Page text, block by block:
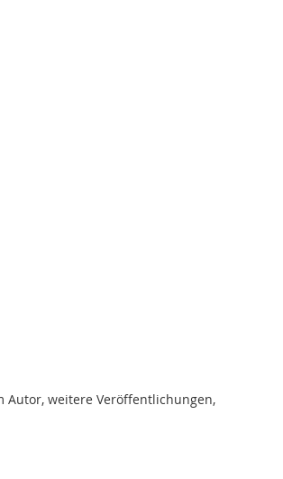
Autor, weitere Veröffentlichungen,